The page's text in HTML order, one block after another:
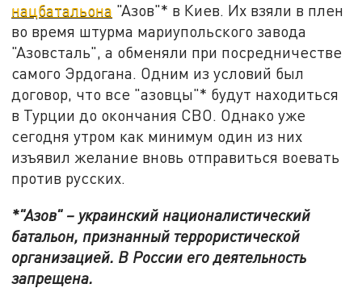
нацбатальона "Азов"* в Киев. Их взяли в плен
во время штурма мариупольского завода
"Азовсталь", а обменяли при посредничестве
самого Эрдогана. Одним из условий был
договор, что все "азовцы"* будут находиться
в Турции до окончания СВО. Однако уже
сегодня утром как минимум один из них
изъявил желание вновь отправиться воевать
против русских.
*"Азов" – украинский националистический
батальон, признанный террористической
организацией. В России его деятельность
запрещена.